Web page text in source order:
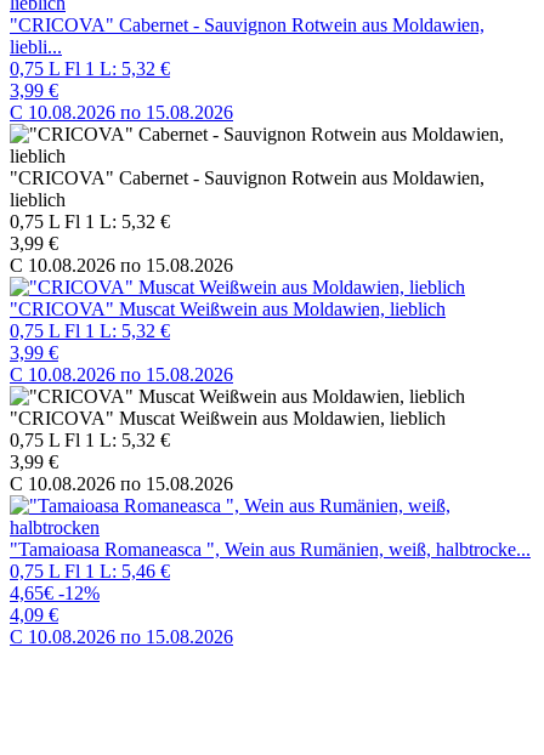
"CRICOVA" Cabernet - Sauvignon Rotwein aus Moldawien,
liebli...
0,75 L Fl 1 L: 5,32 €
3,99 €
C 10.08.2026 по 15.08.2026
"CRICOVA" Cabernet - Sauvignon Rotwein aus Moldawien,
lieblich
0,75 L Fl 1 L: 5,32 €
3,99 €
C 10.08.2026 по 15.08.2026
"CRICOVA" Muscat Weißwein aus Moldawien, lieblich
0,75 L Fl 1 L: 5,32 €
3,99 €
C 10.08.2026 по 15.08.2026
"CRICOVA" Muscat Weißwein aus Moldawien, lieblich
0,75 L Fl 1 L: 5,32 €
3,99 €
C 10.08.2026 по 15.08.2026
"Tamaioasa Romaneasca ", Wein aus Rumänien, weiß, halbtrocke...
0,75 L Fl 1 L: 5,46 €
4,65€ -12%
4,09 €
C 10.08.2026 по 15.08.2026